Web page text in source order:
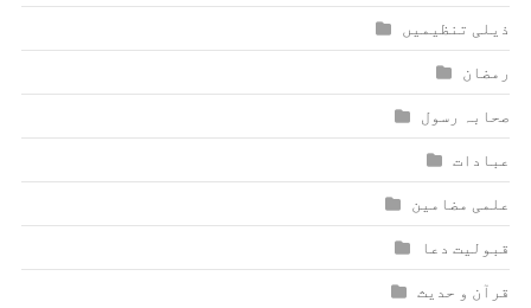
ذیلی تنظیمیں
رمضان
صحابہ رسول
عبادات
علمی مضامین
قبولیت دعا
قرآن و حدیث